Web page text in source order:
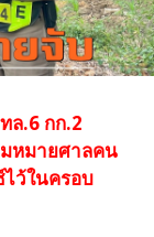
ล.6 กก.2
หมายศาลคน
ว้ในครอบ